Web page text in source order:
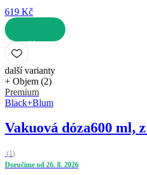
619 Kč
DO KOŠÍKU
další varianty
+ Objem (2)
Premium
Black+Blum
Vakuová dóza600 ml,
(1)
Doručíme od 26. 8. 2026